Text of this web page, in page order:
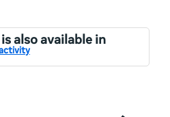
also available in